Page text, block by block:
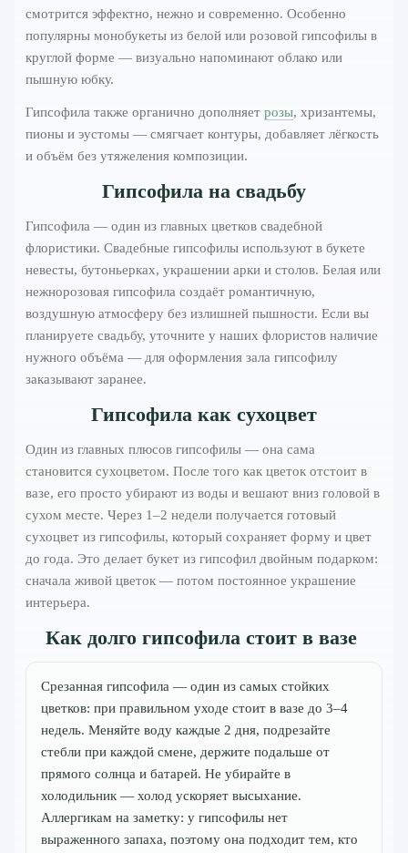
смотрится эффектно, нежно и современно. Особенно
популярны монобукеты из белой или розовой гипсофилы в
круглой форме — визуально напоминают облако или
пышную юбку.
Гипсофила также органично дополняет розы, хризантемы,
пионы и эустомы — смягчает контуры, добавляет лёгкость
и объём без утяжеления композиции.
Гипсофила на свадьбу
Гипсофила — один из главных цветков свадебной
флористики. Свадебные гипсофилы используют в букете
невесты, бутоньерках, украшении арки и столов. Белая или
нежнорозовая гипсофила создаёт романтичную,
воздушную атмосферу без излишней пышности. Если вы
планируете свадьбу, уточните у наших флористов наличие
нужного объёма — для оформления зала гипсофилу
заказывают заранее.
Гипсофила как сухоцвет
Один из главных плюсов гипсофилы — она сама
становится сухоцветом. После того как цветок отстоит в
вазе, его просто убирают из воды и вешают вниз головой в
сухом месте. Через 1–2 недели получается готовый
сухоцвет из гипсофилы, который сохраняет форму и цвет
до года. Это делает букет из гипсофил двойным подарком:
сначала живой цветок — потом постоянное украшение
интерьера.
Как долго гипсофила стоит в вазе
Срезанная гипсофила — один из самых стойких
цветков: при правильном уходе стоит в вазе до 3–4
недель. Меняйте воду каждые 2 дня, подрезайте
стебли при каждой смене, держите подальше от
прямого солнца и батарей. Не убирайте в
холодильник — холод ускоряет высыхание.
Аллергикам на заметку: у гипсофилы нет
выраженного запаха, поэтому она подходит тем, кто